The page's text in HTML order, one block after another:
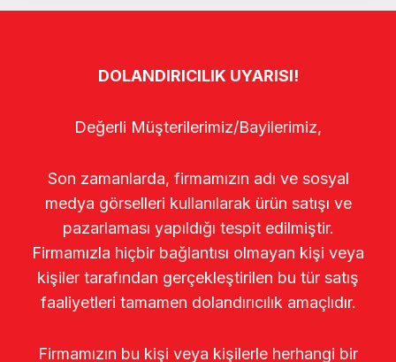
DOLANDIRICILIK UYARISI!
Değerli Müşterilerimiz/Bayilerimiz,
Son zamanlarda, firmamızın adı ve sosyal
medya görselleri kullanılarak ürün satışı ve
pazarlaması yapıldığı tespit edilmiştir.
Firmamızla hiçbir bağlantısı olmayan kişi veya
kişiler tarafından gerçekleştirilen bu tür satış
faaliyetleri tamamen dolandırıcılık amaçlıdır.
Firmamızın bu kişi veya kişilerle herhangi bir